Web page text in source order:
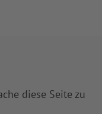
diese Seite zu